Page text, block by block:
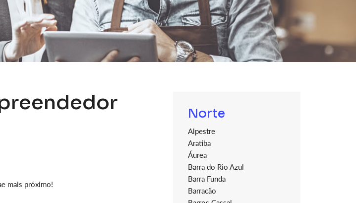
mais próximo!
Norte
Alpestre
Aratiba
Áurea
Barra do Rio Azul
Barra Funda
Barracão